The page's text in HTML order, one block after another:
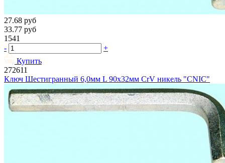
27.68 руб
33.77 руб
1541
-
+
Купить
272611
Ключ Шестигранный 6,0мм L 90х32мм CrV никель "CNIC"